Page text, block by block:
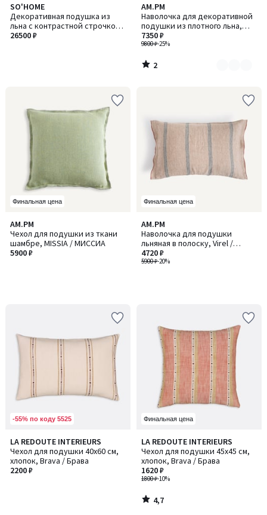
SO'HOME
Декоративная подушка из
льна с контрастной строчкой,
45х45 см.
26500 ₽
AM.PM
Наволочка для декоративной
подушки из плотного льна,
Boreo / Борео
9800 ₽-25%
7350 ₽
2
/
5
Количество
цветов:
2
2
/
Финальная цена
AM.PM
Чехол для подушки из ткани
шамбре, MISSIA / МИССИА
5900 ₽
Финальная цена
AM.PM
Наволочка для подушки
льняная в полоску, Virel /
Вирел
5900 ₽-20%
4720 ₽
-55% по коду 5525
LA REDOUTE INTERIEURS
Чехол для подушки 40x60 см,
хлопок, Brava / Брава
2200 ₽
Финальная цена
LA REDOUTE INTERIEURS
Чехол для подушки 45x45 см,
хлопок, Brava / Брава
1800 ₽-10%
1620 ₽
4,7
/ 5
4,7
/